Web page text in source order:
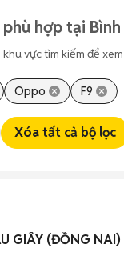
hợp tại
vực tìm kiếm để
Oppo F9
Xóa tất cả bộ lọc
GIÂY (ĐỒNG NAI)